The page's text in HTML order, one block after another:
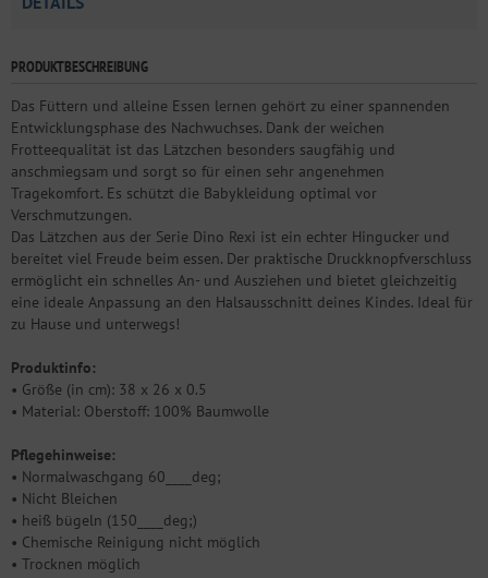
PRODUKTBESCHREIBUNG
Das Füttern und alleine Essen lernen gehört zu einer spannenden
Entwicklungsphase des Nachwuchses. Dank der weichen
Frotteequalität ist das Lätzchen besonders saugfähig und
anschmiegsam und sorgt so für einen sehr angenehmen
Tragekomfort. Es schützt die Babykleidung optimal vor
Verschmutzungen.
Das Lätzchen aus der Serie Dino Rexi ist ein echter Hingucker und
bereitet viel Freude beim essen. Der praktische Druckknopfverschluss
ermöglicht ein schnelles An- und Ausziehen und bietet gleichzeitig
eine ideale Anpassung an den Halsausschnitt deines Kindes. Ideal für
zu Hause und unterwegs!
Produktinfo:
• Größe (in cm): 38 x 26 x 0.5
• Material: Oberstoff: 100% Baumwolle
Pflegehinweise:
• Normalwaschgang 60____deg;
• Nicht Bleichen
• heiß bügeln (150____deg;)
• Chemische Reinigung nicht möglich
• Trocknen möglich